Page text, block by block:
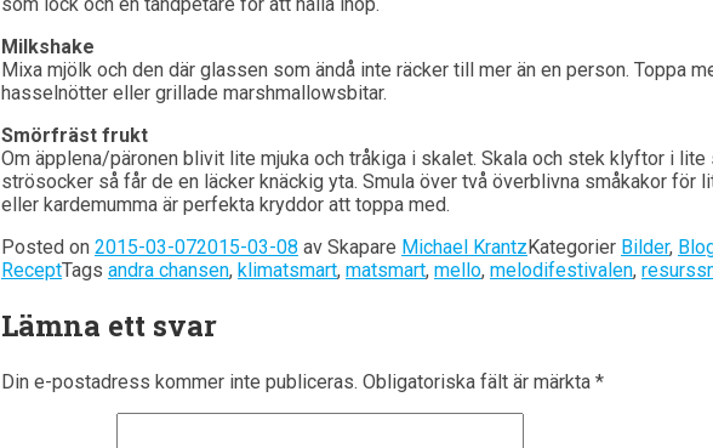
Milkshake
Mixa mjölk och den där glassen som ändå inte räcker till mer än en person. Toppa
hasselnötter eller grillade marshmallowsbitar.
Smörfräst frukt
Om äpplena/päronen blivit lite mjuka och tråkiga i skalet. Skala och stek klyftor i lite
strösocker så får de en läcker knäckig yta. Smula över två överblivna småkakor för
eller kardemumma är perfekta kryddor att toppa med.
Posted on 2015-03-072015-03-08 av Skapare Michael KrantzKategorier Bilder,
ReceptTags andra chansen, klimatsmart, matsmart, mello, melodifestivalen,
Lämna ett svar
Din e-postadress kommer inte publiceras. Obligatoriska fält är märkta *